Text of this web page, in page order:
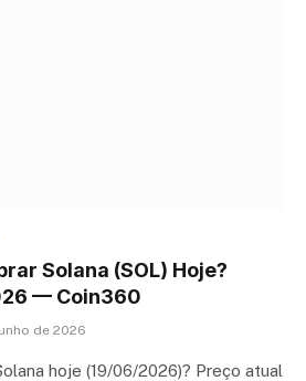
Solana (SOL) Hoje?
— Coin360
de 2026
hoje (19/06/2026)? Preço atual